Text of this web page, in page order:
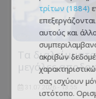
Τα
μεγάλες
31.07.2026 - 13:55
τρίτων (1884)
αυτούς και
ακριβών
σας ισχύουν
ιστότοπο.